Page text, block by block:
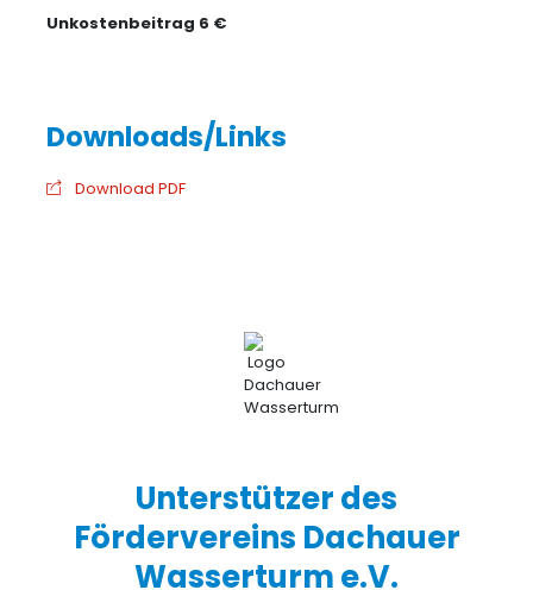
Unkostenbeitrag 6 €
Download PDF
Unterstützer des
Fördervereins Dachauer
Wasserturm e.V.